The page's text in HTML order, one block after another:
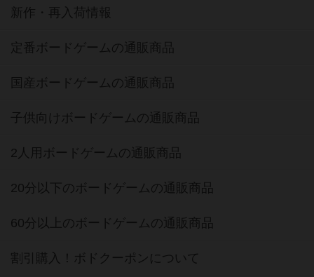
新作・再入荷情報
定番ボードゲームの通販商品
国産ボードゲームの通販商品
子供向けボードゲームの通販商品
2人用ボードゲームの通販商品
20分以下のボードゲームの通販商品
60分以上のボードゲームの通販商品
割引購入！ボドクーポンについて